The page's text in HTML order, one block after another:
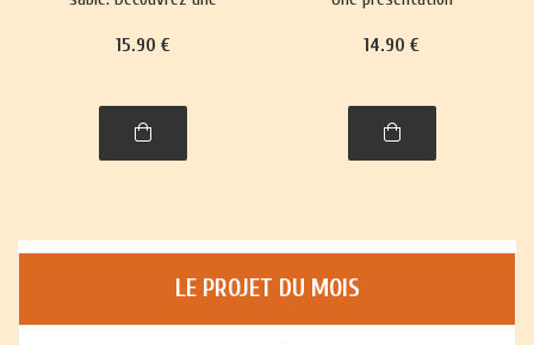
richement illustrés,
histoire et leurs règles.
15.90 €
règles et histoire, de plus
cartes, jeux de plateau,
jeux d'enfants et jeux
14.90 €
LE PROJET DU MOIS